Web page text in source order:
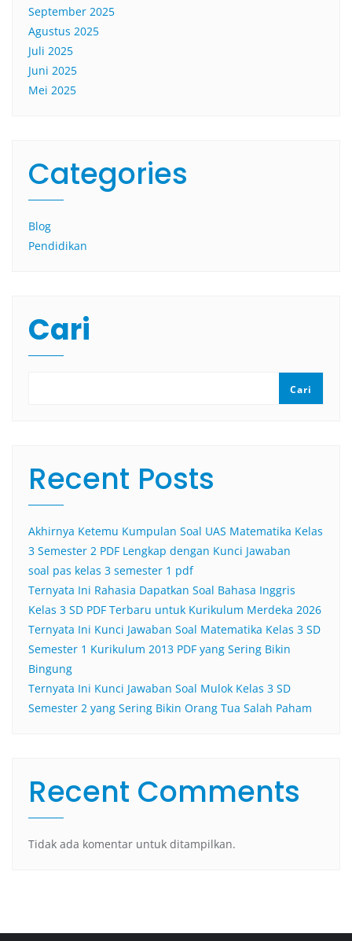
September 2025
Agustus 2025
Juli 2025
Juni 2025
Mei 2025
Categories
Blog
Pendidikan
Cari
Cari
Recent Posts
Akhirnya Ketemu Kumpulan Soal UAS Matematika Kelas
3 Semester 2 PDF Lengkap dengan Kunci Jawaban
soal pas kelas 3 semester 1 pdf
Ternyata Ini Rahasia Dapatkan Soal Bahasa Inggris
Kelas 3 SD PDF Terbaru untuk Kurikulum Merdeka 2026
Ternyata Ini Kunci Jawaban Soal Matematika Kelas 3 SD
Semester 1 Kurikulum 2013 PDF yang Sering Bikin
Bingung
Ternyata Ini Kunci Jawaban Soal Mulok Kelas 3 SD
Semester 2 yang Sering Bikin Orang Tua Salah Paham
Recent Comments
Tidak ada komentar untuk ditampilkan.